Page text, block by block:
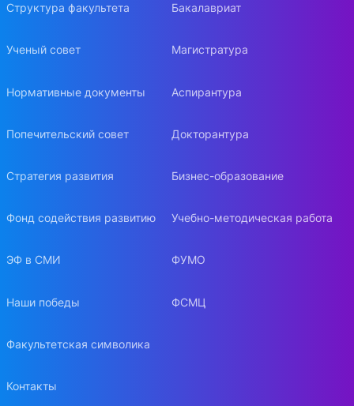
Структура факультета
Ученый совет
Нормативные документы
Попечительский совет
Стратегия развития
Фонд содействия развитию
ЭФ в СМИ
Наши победы
Факультетская символика
Контакты
Бакалавриат
Магистратура
Аспирантура
Докторантура
Бизнес-образование
Учебно-методическая работа
ФУМО
ФСМЦ